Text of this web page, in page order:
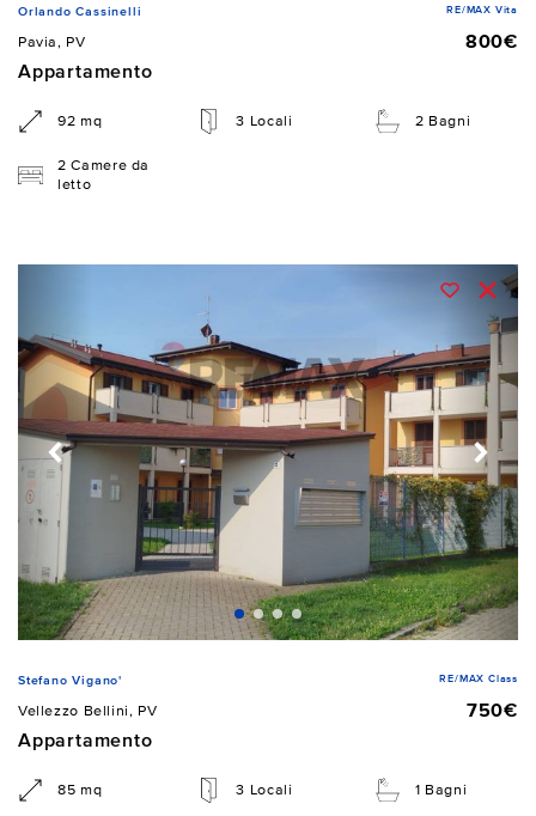
Orlando Cassinelli RE/MAX Vita
Pavia, PV
800€
Appartamento
92 mq 3 Locali 2 Bagni
2 Camere da
letto
Stefano Vigano' RE/MAX Class
Vellezzo Bellini, PV
750€
Appartamento
85 mq 3 Locali 1 Bagni